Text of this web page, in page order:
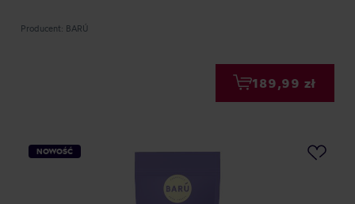
Producent: BARÚ
189,99 zł
NOWOŚĆ